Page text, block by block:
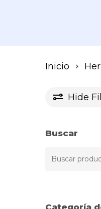
Inicio
Hide
Buscar
por:
Categoría